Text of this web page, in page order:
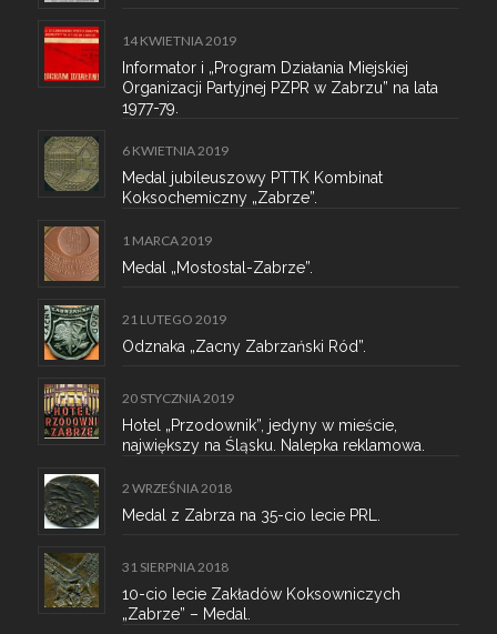
14 KWIETNIA 2019
Informator i „Program Działania Miejskiej
Organizacji Partyjnej PZPR w Zabrzu” na lata
1977-79.
6 KWIETNIA 2019
Medal jubileuszowy PTTK Kombinat
Koksochemiczny „Zabrze”.
1 MARCA 2019
Medal „Mostostal-Zabrze”.
21 LUTEGO 2019
Odznaka „Zacny Zabrzański Ród”.
20 STYCZNIA 2019
Hotel „Przodownik”, jedyny w mieście,
największy na Śląsku. Nalepka reklamowa.
2 WRZEŚNIA 2018
Medal z Zabrza na 35-cio lecie PRL.
31 SIERPNIA 2018
10-cio lecie Zakładów Koksowniczych
„Zabrze” – Medal.